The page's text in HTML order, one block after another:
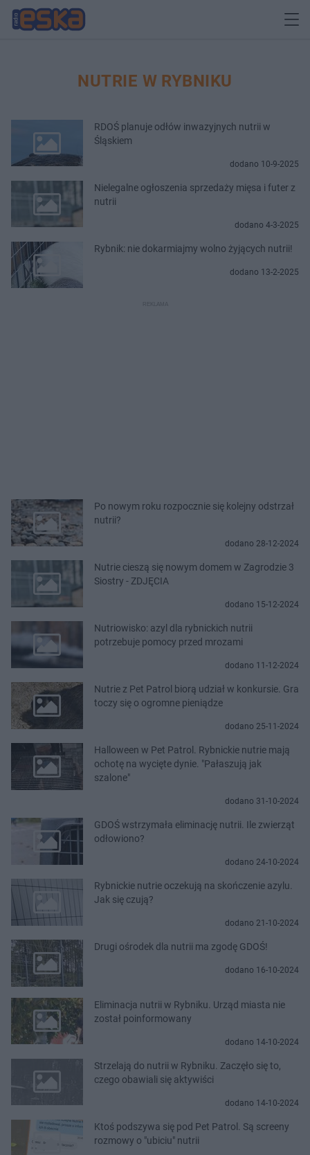
NUTRIE W RYBNIKU
RDOŚ planuje odłów inwazyjnych nutrii w
Śląskiem
dodano 10-9-2025
Nielegalne ogłoszenia sprzedaży mięsa i futer z
nutrii
dodano 4-3-2025
Rybnik: nie dokarmiajmy wolno żyjących nutrii!
dodano 13-2-2025
Po nowym roku rozpocznie się kolejny odstrzał
nutrii?
dodano 28-12-2024
Nutrie cieszą się nowym domem w Zagrodzie 3
Siostry - ZDJĘCIA
dodano 15-12-2024
Nutriowisko: azyl dla rybnickich nutrii
potrzebuje pomocy przed mrozami
dodano 11-12-2024
Nutrie z Pet Patrol biorą udział w konkursie. Gra
toczy się o ogromne pieniądze
dodano 25-11-2024
Halloween w Pet Patrol. Rybnickie nutrie mają
ochotę na wycięte dynie. "Pałaszują jak
szalone"
dodano 31-10-2024
GDOŚ wstrzymała eliminację nutrii. Ile zwierząt
odłowiono?
dodano 24-10-2024
Rybnickie nutrie oczekują na skończenie azylu.
Jak się czują?
dodano 21-10-2024
Drugi ośrodek dla nutrii ma zgodę GDOŚ!
dodano 16-10-2024
Eliminacja nutrii w Rybniku. Urząd miasta nie
został poinformowany
dodano 14-10-2024
Strzelają do nutrii w Rybniku. Zaczęło się to,
czego obawiali się aktywiści
dodano 14-10-2024
Ktoś podszywa się pod Pet Patrol. Są screeny
rozmowy o "ubiciu" nutrii